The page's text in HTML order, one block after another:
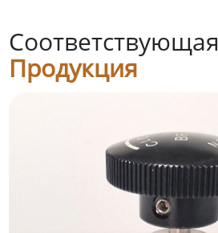
Соответствующая
Продукция